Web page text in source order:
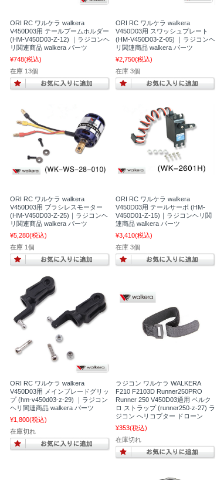
ORI RC ワルケラ walkera
V450D03用 テールブームホルダー
(HM-V450D03-Z-12) ｜ラジコンヘ
リ関連商品 walkera パーツ
¥748(税込)
在庫 13個
ORI RC ワルケラ walkera
V450D03用 スワッシュプレート
(HM-V450D03-Z-05) ｜ラジコンヘ
リ関連商品 walkera パーツ
¥2,750(税込)
在庫 3個
ORI RC ワルケラ walkera
V450D03用 ブラシレスモーター
(HM-V450D03-Z-25)｜ラジコンヘ
リ関連商品 walkera パーツ
¥5,280(税込)
在庫 1個
ORI RC ワルケラ walkera
V450D03用 テールサーボ (HM-
V450D01-Z-15)｜ラジコンヘリ関
連商品 walkera パーツ
¥3,410(税込)
在庫 3個
ORI RC ワルケラ walkera
V450D03用 メインブレードグリッ
プ (hm-v450d03-z-29) ｜ラジコン
ヘリ関連商品 walkera パーツ
¥1,800(税込)
在庫切れ
ラジコン ワルケラ WALKERA
F210 F2103D Runner250PRO
Runner 250 V450D03通用 ベルク
ロ ストラップ (runner250-z-27) ラ
ジコン ヘリコプター ドローン
¥353(税込)
在庫切れ